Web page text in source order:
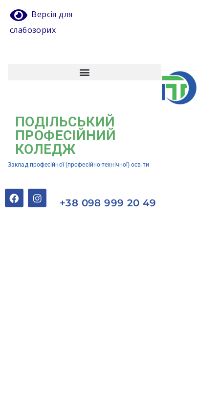
Версія для
слабозорих
ПОДІЛЬСЬКИЙ
ПРОФЕСІЙНИЙ
КОЛЕДЖ
Заклад професійної (професійно-технічної) освіти
+38 098 999 20 49